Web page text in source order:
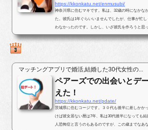
https://kkonkatu.net/enmusubi/
神奈川県に住むマキです。私は、32歳の時になかな
た。彼氏は1年ぐらいいませんでしたが、仕事が忙
わなかったのです。しかし、いざ彼氏を作ろうと思
ばかりで出会いがなかったのです...
マッチングアプリで婚活,結婚した30代女性の...
ペアーズでの出会いとデ
えた！
https://kkonkatu.net/pdate/
茨城県に住むコージです。３０代も後半に差しかか
けば彼女居ない暦は7年、私は30代後半になっても
人恐怖症と言うのもあるのですが、この歳までなあ